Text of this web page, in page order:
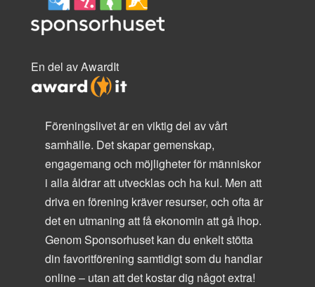
En del av AwardIt
Föreningslivet är en viktig del av vårt
samhälle. Det skapar gemenskap,
engagemang och möjligheter för människor
i alla åldrar att utvecklas och ha kul. Men att
driva en förening kräver resurser, och ofta är
det en utmaning att få ekonomin att gå ihop.
Genom Sponsorhuset kan du enkelt stötta
din favoritförening samtidigt som du handlar
online – utan att det kostar dig något extra!